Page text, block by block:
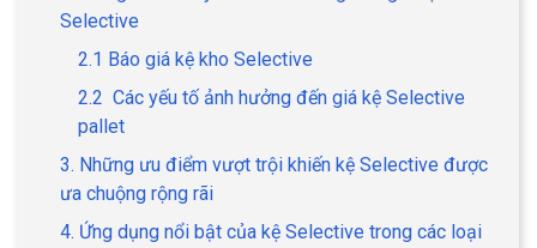
Selective
2.1 Báo giá kệ kho Selective
2.2 Các yếu tố ảnh hưởng đến giá kệ Selective
pallet
3. Những ưu điểm vượt trội khiến kệ Selective được
ưa chuộng rộng rãi
4. Ứng dụng nổi bật của kệ Selective trong các loại